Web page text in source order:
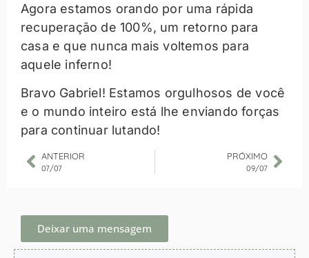
Agora estamos orando por uma rápida
recuperação de 100%, um retorno para
casa e que nunca mais voltemos para
aquele inferno!
Bravo Gabriel! Estamos orgulhosos de você
e o mundo inteiro está lhe enviando forças
para continuar lutando!
ANTERIOR
07/07
PRÓXIMO
09/07
Deixar uma mensagem